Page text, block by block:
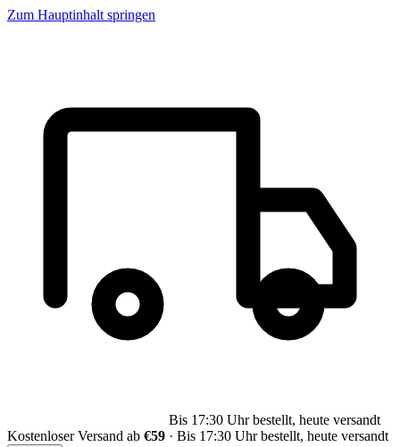
Zum Hauptinhalt springen
Bis 17:30 Uhr bestellt, heute versandt
Kostenloser Versand ab €59 · Bis 17:30 Uhr bestellt, heute versandt